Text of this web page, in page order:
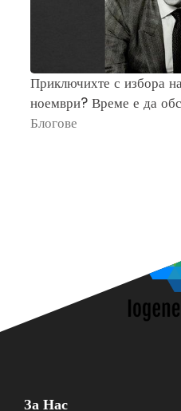
Приключихте с избора
ноември? Време е да
Блогове
За Нас